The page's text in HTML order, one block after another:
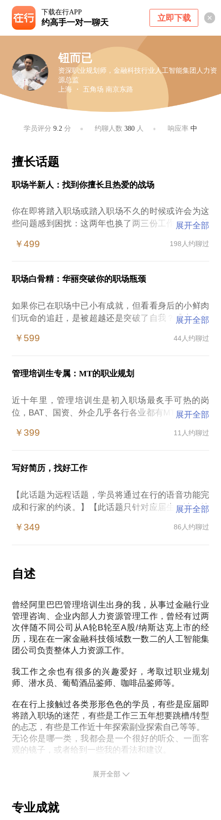
下载在行APP
约高手一对一聊天 立即下载
钮而已
资深职业规划师，金融科技行业人工智能集团人力资
源总监
上海 ・ 五角场 南京东路
学员评分9.2 分 约聊人数380 人 响应率 中
擅长话题
职场半新人：找到你擅长且热爱的战场
你在即将踏入职场或踏入职场不久的时候或许会为这
些问题感到困扰：这两年也换了两三份工作了，有的
有的经常加班钱也少，总是找不到一份完全让我满意
议去做了XX，但工作了这两三年越发觉得自己不喜欢
也不擅长，倦怠、焦虑、失落的情绪越来越重，我是
话，当初学校的专业也不对口，现在也完全没有相关
的工作经验，我该怎么着手去做？我离开家乡在北上
广打拼也两三年了，可我的家人还是希望我回家，甚
又觉得没理由拒绝过上更好的日子，我该怎么办？
我的职场发展经历是：记得当初我临近毕业时，父母
和身边的亲戚、朋友、老师都和我说：“你那么擅长表
达也喜欢和人打交道，去从事销售工作吧。”当时我不
知道自己喜欢什么，也不知道自己能做什么，于是听
喜欢销售这个工种，在一年以后毅然的离开了如火如
一个个20小时，持续两三个月的项目里，我大量的积
累了行业知识，锻炼了自己的各项职业技能。两年过
人力资源工作。从一个培训模块开始，学习从乙方的
后一步步的掌握了人力资源全模块知识与技能，现在
愿意与你交流，帮助你自己梳理出问题的答案。在选
择与我见面前，请把你的问题更具体化，方便我做更
精细的准备，提升见面效率。期待与你的见面:P
展开全部
￥499 198人约聊过
职场白骨精：华丽突破你的职场瓶颈
如果你已在职场中已小有成就，但看看身后的小鲜肉
们玩命的追赶，是被超越还是突破了自我？或者你发
力，很多事明知很重要但又打不起精神，希望回到最
成长，现在该怎么办？已经工作了近十年，也是一个
领域的骨干/专家了，现在的该选择走专业还是管理？
门主管的位置，管理这块我该如何入手？怎样才能让
员工非常乐意的朝共同方向去努力工作？从事现在的
传统工作也有四五年了，现在实在是觉得自己不喜欢
己也有家庭也有经济压力，贸然转行家里也负担不
如何明确自身优势，做到明确自身的职场发展方向；
教你在发展阶段，通过两套工具，聚焦发展路径；通
过自身的经历现身说法，帮你明确如何最合适的实现
自身的梦想。
理培训生，从互联网电商营销方向转行到金融业的管
理咨询，积累了大量的咨询、培训经验后，从乙方去
学，成为企业纳斯达克上市招股书的金牌项目，然后
开始横向转型成为全模块的人力资源，现在我从事着
整体HR、行政、采购及法务等职能端的管理负责人岗
位。在选择与我见面前，请把你的问题更具体化。毕
竟一个多小时的谈话只能解决一个小问题。请把你的
问题提前发给我，方便我做更精确的准备，提升见面
效率。期待与你的见面。
拼搏到现在的你，超越自我瓶颈还是被身后的小鲜肉
展开全部
￥599 44人约聊过
管理培训生专属：MT的职业规划
近十年里，管理培训生是初入职场最炙手可热的岗
位，BAT、国资、外企几乎各行各业都有MT项目，你
集也很快乐，觉得自己真的学到了很多东西，更是结
始，慢慢的你可能会发现有以下的问题：工作内容与
预期想象的有很大的不同，无论和上级的相处、与同
梦想；当初的轮岗没轮完就让我定岗去工作了！我是
想真正找到自己想做的擅长做的，才参与MT计划的
啊，现在我该怎么办？对MT的要求和培养都是要我做
通，甚至都不太配合我的工作，我该怎么办？我曾经
管理培训生，我愿意与你分享的内容包括：如何判定
这个项目到底是货真价实的管培生培训机制，还只是
打个MT口号在招募廉价劳动力；管理培训生如何在集
训、轮岗等环节中迅速汲取知识、技能，快速提升自
己的核心竞争力在职场中扎稳脚跟；MT如何制定切合
对此话题我的经历是：曾是一名管培生，曾带过500
余名管培生。大四参加了阿里巴巴的营销管理培训生
计划，在阿里杭州总部集训了2个月，在上海区域轮
岗、带教一年，有欢乐、有艰辛的2年阿里管培生涯让
我至今记忆犹新。曾作为美资上市公司企业培训负责
人规划并建立管理培训生项目。负责整体项目策划实
理岗位，管培体系也成为企业纳斯达克上市的金牌项
问题更具体化，方便我做更精细的准备，提升见面效
展开全部
￥399 11人约聊过
写好简历，找好工作
【此话题为远程话题，学员将通过在行的语音功能完
成和行家的约谈。】【此话题只针对应届生，请在填
择自己的第一份职业、如何做求职准备、如何写好简
道自己能做什么，也不知道自己喜欢做什么，往往都
是听老师、家长、学长学姐的建议；缺乏长远的职业
自己的价值需求也极易受到环境、家庭的影响；当初
选择专业完全没有概念，现在想从事、感兴趣的工作
完全和专业没有关系。作为一名曾历任互联网、金
融、咨询等诸多行业/企业的资深HR，我专门开设了
此项针对应届生步入职场的系列内容：内容一：通过
梳理自己的兴趣、能力特质、价值需求来确认自己的
头一份工作内容二：根据自身的学习专业、实习经验
容是面试过程中HR所关心的，如何在各种面试中脱颖
而出（三个内容为一个系列，共需3个小时，可以单独
挑选任意模块。如有需要可以多次下单，一次通话约
为1个小时。）我的职场发展经历是：当初我临近毕业
时，父母和身边的朋友、老师都和我说：“你那么擅长
参加了阿里巴巴的营销管理培训生计划。可是越来越
异常辛苦的金融咨询公司。在一个个每天工作20小时
的项目里，我大量的积累了行业知识，锻炼了自己的
展开全部
￥349 86人约聊过
自述
曾经阿里巴巴管理培训生出身的我，从事过金融行业
管理咨询、企业内部人力资源管理工作，曾经有过两
次伴随不同公司从A轮B轮至A股/纳斯达克上市的经
历，现在在一家金融科技领域数一数二的人工智能集
团公司负责整体人力资源工作。
我工作之余也有很多的兴趣爱好，考取过职业规划
师、潜水员、葡萄酒品鉴师、咖啡品鉴师等。
在在行上接触过各类形形色色的学员，有些是应届即
将踏入职场的迷茫，有些是工作三五年想要跳槽/转型
的忐忑，有些是工作近十年探索副业探索自己等等。
无论你是哪一类，我都会是一个很好的听众、一面客
观的镜子，或者给到一些我的看法和建议。
所以，在你读这段文字的时候，我想也许就是我们的
的，小牛故事吧:)
展开全部
专业成就